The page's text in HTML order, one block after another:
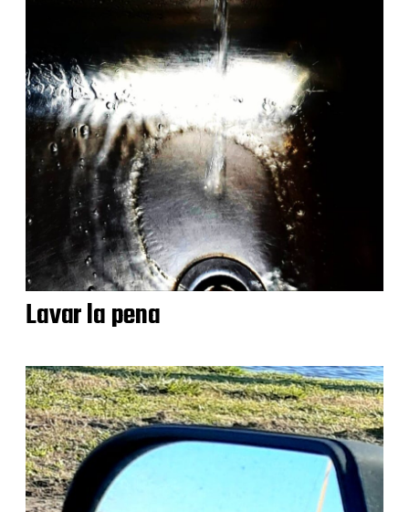
Lavar la pena